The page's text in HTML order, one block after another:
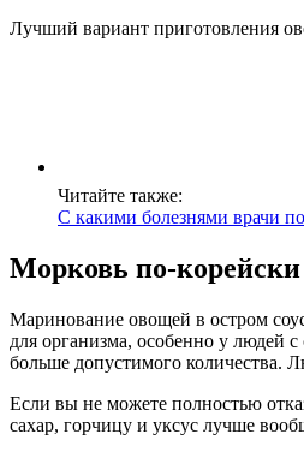
Лучший вариант приготовления
Читайте также:
С какими болезнями врачи
Морковь по-
Маринование овощей в остром
для организма, особенно у людей
больше допустимого количества.
Если вы не можете полностью
сахар, горчицу и уксус лучше